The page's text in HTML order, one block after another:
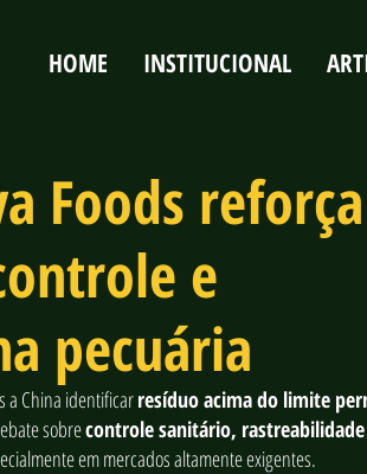
HOME INSTITUCIONAL
Foods reforça
e
pecuária
a China identificar resíduo acima do limite
sobre controle sanitário,
em mercados altamente exigentes.